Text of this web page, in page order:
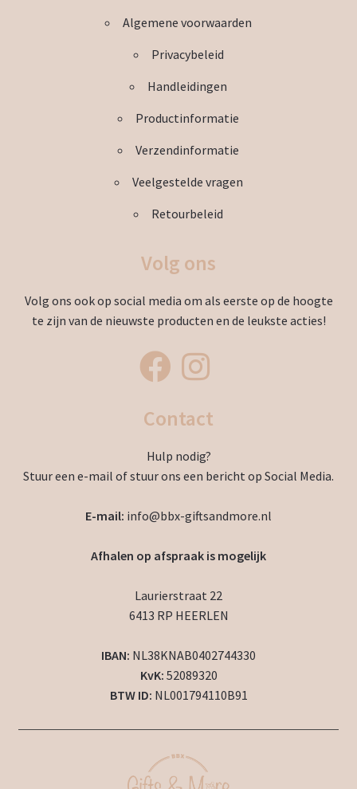
op
de
Algemene voorwaarden
Privacybeleid
Handleidingen
Productinformatie
Verzendinformatie
Veelgestelde vragen
Retourbeleid
Volg ons
Volg ons ook op social media om als eerste op de hoogte
te zijn van de nieuwste producten en de leukste acties!
Contact
Hulp nodig?
Stuur een e-mail of stuur ons een bericht op Social Media.
E-mail: info@bbx-giftsandmore.nl
Afhalen op afspraak is mogelijk
Laurierstraat 22
6413 RP HEERLEN
IBAN: NL38KNAB0402744330
KvK: 52089320
BTW ID: NL001794110B91